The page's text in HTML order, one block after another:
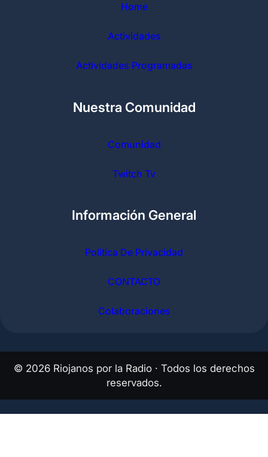
Home
Actividades
Actividades Programadas
Nuestra Comunidad
Comunidad
Twitch Tv
Información General
Politica De Privacidad
CONTACTO
Colaboraciones
© 2026Riojanos por la Radio · Todos los derechos
reservados.